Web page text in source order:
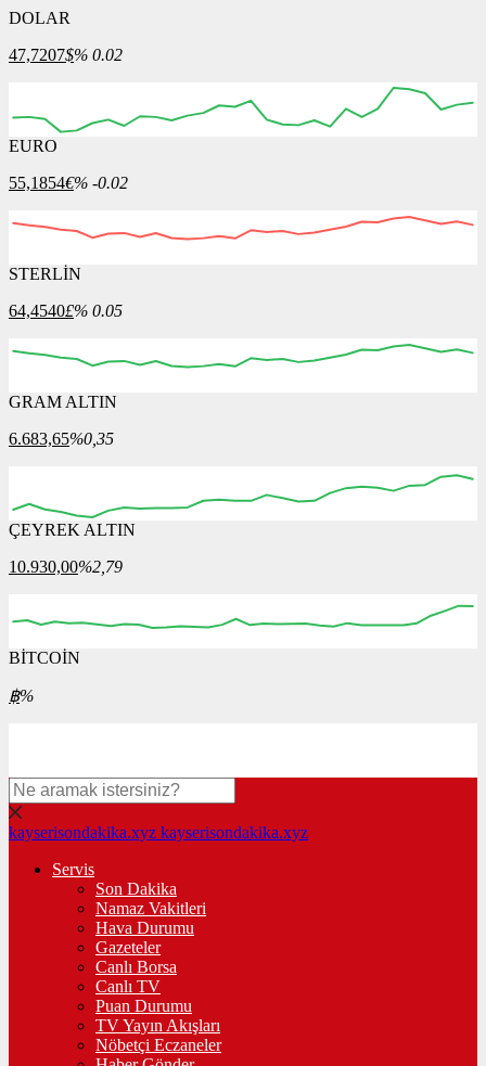
DOLAR
47,7207$% 0.02
EURO
55,1854€% -0.02
03:00
STERLİN
64,4540£% 0.05
03:00
GRAM ALTIN
6.683,65%0,35
03:00
ÇEYREK ALTIN
10.930,00%2,79
00:00
BİTCOİN
฿%
kayserisondakika.xyz kayserisondakika.xyz
Servis
Son Dakika
Namaz Vakitleri
Hava Durumu
Gazeteler
Canlı Borsa
Canlı TV
Puan Durumu
TV Yayın Akışları
Nöbetçi Eczaneler